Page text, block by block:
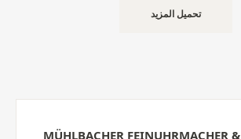
تحميل المزيد